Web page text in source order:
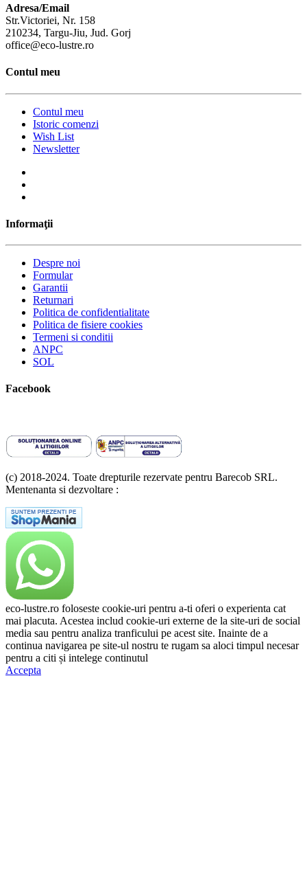
Adresa/Email
Str.Victoriei, Nr. 158
210234, Targu-Jiu, Jud. Gorj
office@eco-lustre.ro
Contul meu
Contul meu
Istoric comenzi
Wish List
Newsletter
Informaţii
Despre noi
Formular
Garantii
Returnari
Politica de confidentialitate
Politica de fisiere cookies
Termeni si conditii
ANPC
SOL
Facebook
(c) 2018-2024. Toate drepturile rezervate pentru Barecob SRL.
Mentenanta si dezvoltare :
eco-lustre.ro foloseste cookie-uri pentru a-ti oferi o experienta cat
mai placuta. Acestea includ cookie-uri externe de la site-uri de social
media sau pentru analiza tranficului pe acest site. Inainte de a
continua navigarea pe site-ul nostru te rugam sa aloci timpul necesar
pentru a citi și intelege continutul
Accepta